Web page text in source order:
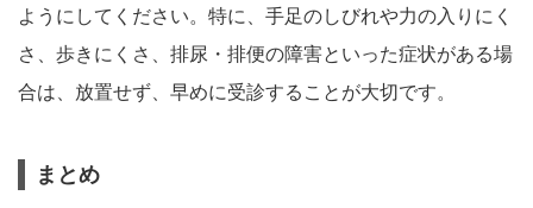
ようにしてください。特に、手足のしびれや力の入りにく
さ、歩きにくさ、排尿・排便の障害といった症状がある場
合は、放置せず、早めに受診することが大切です。
まとめ